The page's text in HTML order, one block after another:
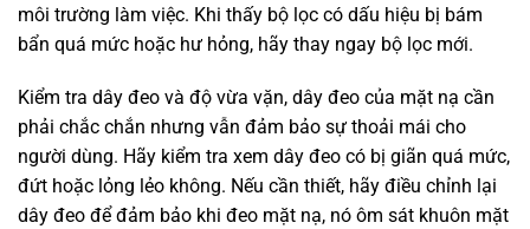
môi trường làm việc. Khi thấy bộ lọc có dấu hiệu bị bám
bẩn quá mức hoặc hư hỏng, hãy thay ngay bộ lọc mới.
Kiểm tra dây đeo và độ vừa vặn, dây đeo của mặt nạ cần
phải chắc chắn nhưng vẫn đảm bảo sự thoải mái cho
người dùng. Hãy kiểm tra xem dây đeo có bị giãn quá mức,
đứt hoặc lỏng lẻo không. Nếu cần thiết, hãy điều chỉnh lại
dây đeo để đảm bảo khi đeo mặt nạ, nó ôm sát khuôn mặt